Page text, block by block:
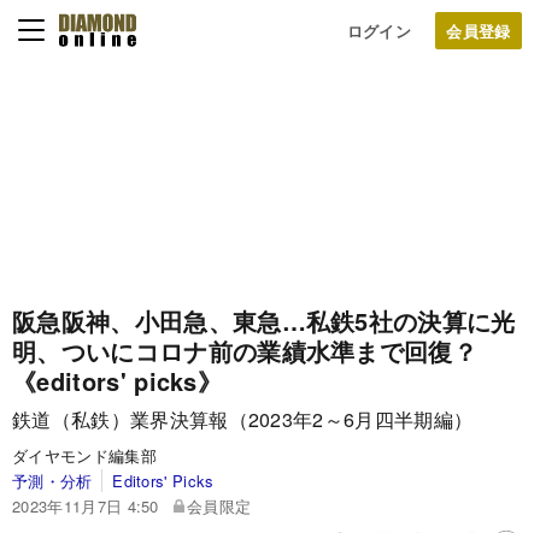
ログイン
阪急阪神、小田急、東急…私鉄5社の決算に光
明、ついにコロナ前の業績水準まで回復？
《editors' picks》
鉄道（私鉄）業界決算報（2023年2～6月四半期編）
ダイヤモンド編集部
予測・分析
Editors' Picks
2023年11月7日 4:50
会員限定